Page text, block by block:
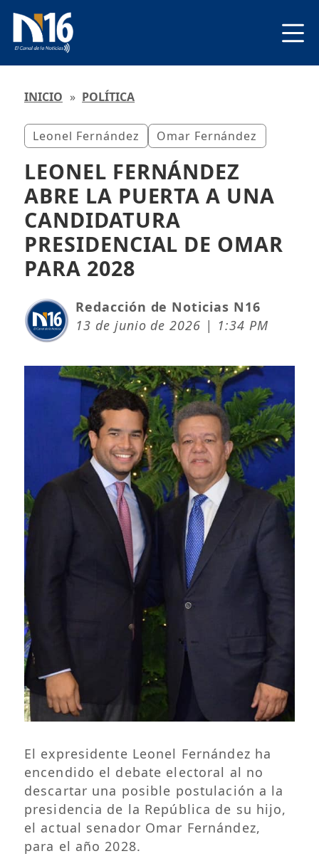
INICIO » POLÍTICA
Leonel Fernández Omar Fernández
LEONEL FERNÁNDEZ
ABRE LA PUERTA A UNA
CANDIDATURA
PRESIDENCIAL DE OMAR
PARA 2028
Redacción de Noticias N16
13 de junio de 2026 | 1:34 PM
El expresidente Leonel Fernández ha
encendido el debate electoral al no
descartar una posible postulación a la
presidencia de la República de su hijo,
el actual senador Omar Fernández,
para el año 2028.